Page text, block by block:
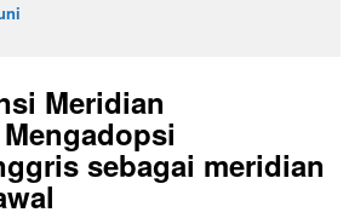
Meridian
sebagai meridian